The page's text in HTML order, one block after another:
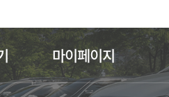
마이페이지